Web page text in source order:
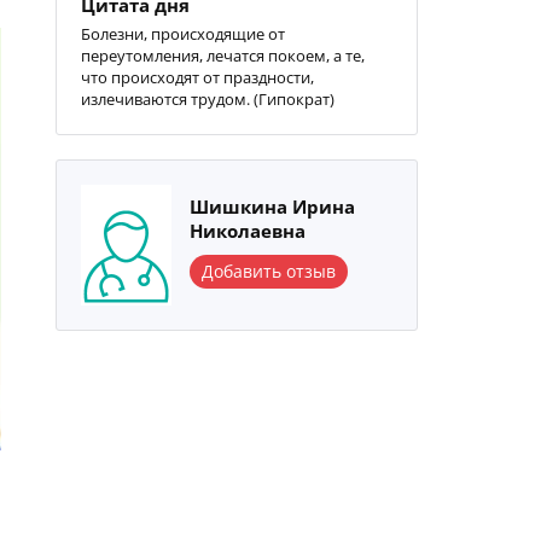
Цитата дня
Болезни, происходящие от
переутомления, лечатся покоем, а те,
что происходят от праздности,
излечиваются трудом. (Гипократ)
Шишкина Ирина
Николаевна
Добавить отзыв